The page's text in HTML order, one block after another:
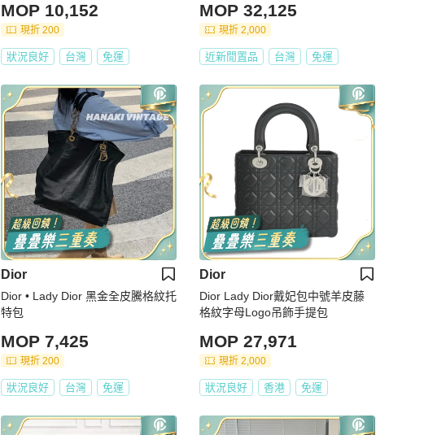
MOP 10,152
現折 200
狀況良好 台灣 免運
肩背包｜專櫃 23 萬
MOP 32,125
現折 2,000
近新閒置品 台灣 免運
Dior
Dior • Lady Dior 黑金全皮騰格紋托
特包
MOP 7,425
現折 200
狀況良好 台灣 免運
Dior
Dior Lady Dior戴妃包中號羊皮藤
格紋字母Logo吊飾手提包
MOP 27,971
現折 2,000
狀況良好 香港 免運